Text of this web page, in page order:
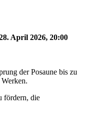
April 2026, 20:00
der Posaune bis zu
fördern, die